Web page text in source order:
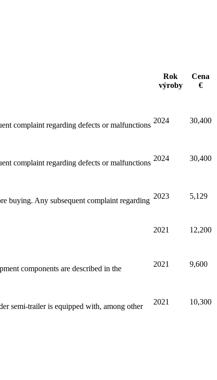
Rok
výroby
Cena
€
complaint regarding defects or malfunctions
2024 30,400
complaint regarding defects or malfunctions
2024 30,400
buying. Any subsequent complaint regarding
2023 5,129
2021 12,200
components are described in the
2021 9,600
semi-trailer is equipped with, among other
2021 10,300